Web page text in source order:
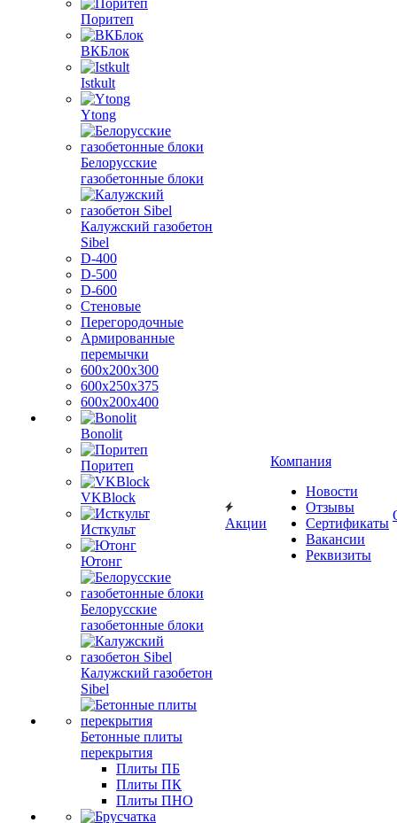
Поритеп
ВКБлок
Istkult
Ytong
Белорусские
газобетонные блоки
Калужский газобетон
Sibel
D-400
D-500
D-600
Стеновые
Перегородочные
Армированные
перемычки
600х200х300
600х250х375
600х200х400
Bonolit
Поритеп
VKBlock
Исткульт
Ютонг
Белорусские
газобетонные блоки
Калужский газобетон
Sibel
Бетонные плиты
перекрытия
Плиты ПБ
Плиты ПК
Плиты ПНО
Акции
Компания
Новости
Отзывы
Сертификаты
Вакансии
Реквизиты